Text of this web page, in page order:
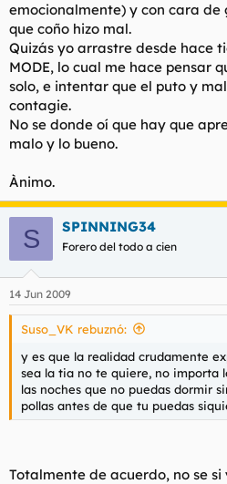
emocionalmente) y con cara
que coño hizo mal.
Quizás yo arrastre desde hace
MODE, lo cual me hace pensar
solo, e intentar que el puto y
contagie.
No se donde oí que hay que
malo y lo bueno.
Ànimo.
S SPINNING34
Forero del todo a cien
14 Jun 2009
Suso_VK rebuznó:
y es que la realidad crudamente
sea la tia no te quiere, no importa
las noches que no puedas dormir
pollas antes de que tu puedas
Totalmente de acuerdo, no se